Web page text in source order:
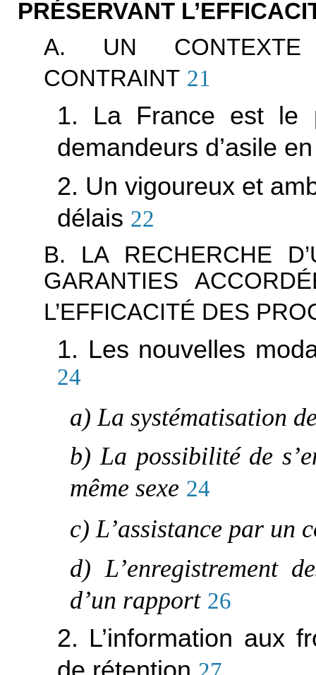
PRÉSERVANT
A. UN CONTEXTE
CONTRAINT 21
1. La France est le
demandeurs d’asile
2. Un vigoureux et
délais 22
B. LA RECHERCHE
GARANTIES
L’EFFICACITÉ DES
1. Les nouvelles
24
a) La systématisation
b) La possibilité de
même sexe 24
c) L’assistance par un
d) L’enregistrement
d’un rapport 26
2. L’information aux